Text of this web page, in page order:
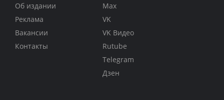
Об издании
Реклама
Вакансии
Контакты
Max
VK
VK Видео
Rutube
Telegram
Дзен